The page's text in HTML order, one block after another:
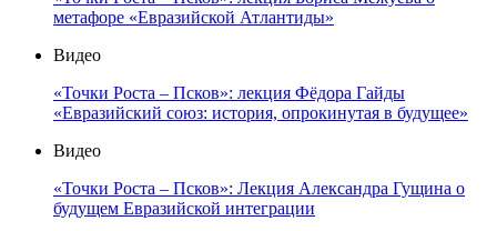
метафоре «Евразийской Атлантиды»
Видео
«Точки Роста – Псков»: лекция Фёдора Гайды
«Евразийский союз: история, опрокинутая в будущее»
Видео
«Точки Роста – Псков»: Лекция Александра Гущина о
будущем Евразийской интеграции